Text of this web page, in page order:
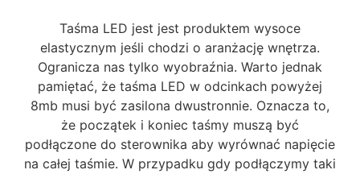
Taśma LED jest jest produktem wysoce
elastycznym jeśli chodzi o aranżację wnętrza.
Ogranicza nas tylko wyobraźnia. Warto jednak
pamiętać, że taśma LED w odcinkach powyżej
8mb musi być zasilona dwustronnie. Oznacza to,
że początek i koniec taśmy muszą być
podłączone do sterownika aby wyrównać napięcie
na całej taśmie. W przypadku gdy podłączymy taki